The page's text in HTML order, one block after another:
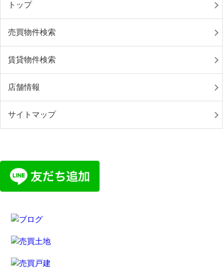
トップ
売買物件検索
賃貸物件検索
店舗情報
サイトマップ